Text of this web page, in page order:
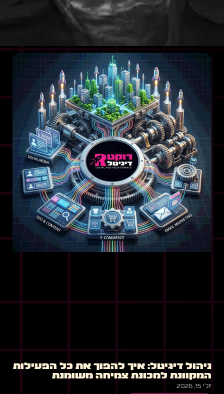
ניהול דיגיטל: איך להפוך את כל הפעילות
המקוונת למכונת צמיחה משומנת
יולי 15, 2026